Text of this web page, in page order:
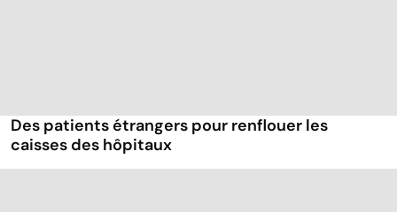
Des patients étrangers pour renflouer les
caisses des hôpitaux